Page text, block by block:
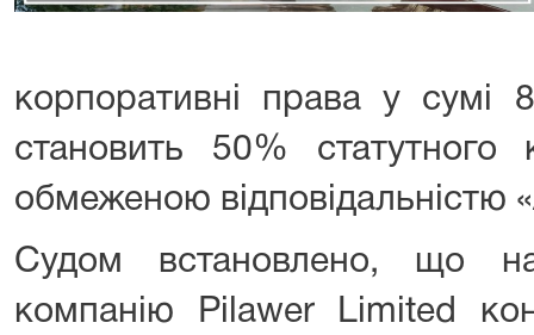
корпоративні права у
становить 50% статутного
обмеженою відповідальністю
Судом встановлено, що
компанію Pilawer Limited